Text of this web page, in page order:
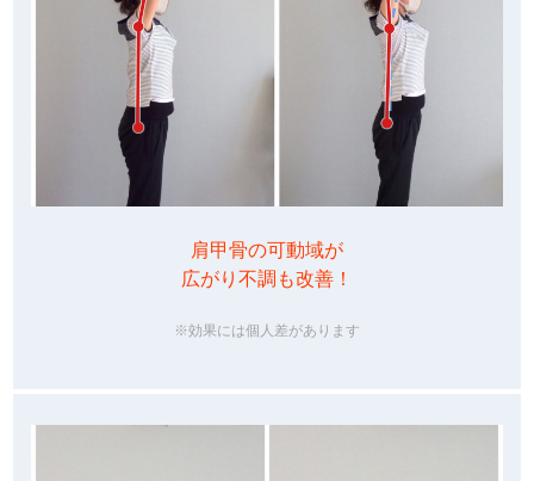
肩甲骨の可動域が
広がり不調も改善！
※効果には個人差があります